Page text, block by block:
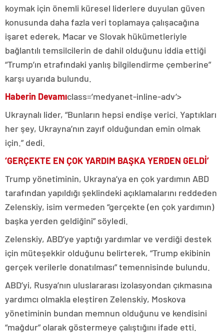
koymak için önemli küresel liderlere duyulan güven
konusunda daha fazla veri toplamaya çalışacağına
işaret ederek, Macar ve Slovak hükümetleriyle
bağlantılı temsilcilerin de dahil olduğunu iddia ettiği
“Trump’ın etrafındaki yanlış bilgilendirme çemberine”
karşı uyarıda bulundu.
Haberin Devamıclass=’medyanet-inline-adv’>
Ukraynalı lider, “Bunların hepsi endişe verici. Yaptıkları
her şey, Ukrayna’nın zayıf olduğundan emin olmak
için.” dedi.
‘GERÇEKTE EN ÇOK YARDIM BAŞKA YERDEN GELDİ’
Trump yönetiminin, Ukrayna’ya en çok yardımın ABD
tarafından yapıldığı şeklindeki açıklamalarını reddeden
Zelenskiy, isim vermeden “gerçekte (en çok yardımın)
başka yerden geldiğini” söyledi.
Zelenskiy, ABD’ye yaptığı yardımlar ve verdiği destek
için müteşekkir olduğunu belirterek, “Trump ekibinin
gerçek verilerle donatılması” temennisinde bulundu.
ABD’yi, Rusya’nın uluslararası izolasyondan çıkmasına
yardımcı olmakla eleştiren Zelenskiy, Moskova
yönetiminin bundan memnun olduğunu ve kendisini
“mağdur” olarak göstermeye çalıştığını ifade etti.